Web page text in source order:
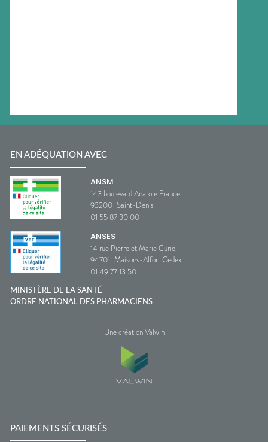
EN ADÉQUATION AVEC
ANSM
143 boulevard Anatole France
93200 Saint-Denis
01 55 87 30 00
ANSES
14 rue Pierre et Marie Curie
94701 Maisons-Alfort Cedex
01 49 77 13 50
MINISTÈRE DE LA SANTÉ
ORDRE NATIONAL DES PHARMACIENS
Une création Valwin
PAIEMENTS SÉCURISÉS